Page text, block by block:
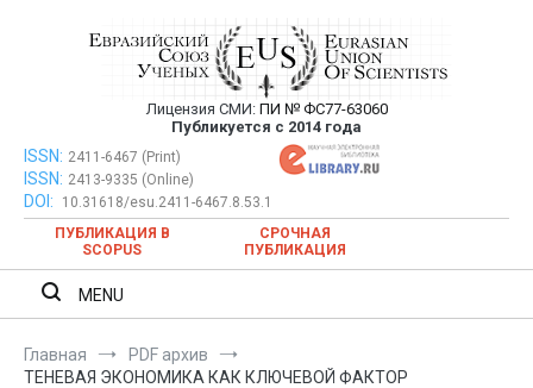
Евразийский Союз Ученых —
публикация научных статей в
ежемесячном научном журнале
Лицензия СМИ: ПИ № ФС77-63060
Публикуется с 2014 года
Евразийский Союз Ученых — публикация научных статей в
ежемесячном научном журнале
ISSN: 2411-6467 (Print)
ISSN: 2413-9335 (Online)
DOI:
10.31618/esu.2411-6467.8.53.1
ПУБЛИКАЦИЯ В
SCOPUS
СРОЧНАЯ
ПУБЛИКАЦИЯ
MENU
Главная
PDF архив
ТЕНЕВАЯ ЭКОНОМИКА КАК КЛЮЧЕВОЙ ФАКТОР